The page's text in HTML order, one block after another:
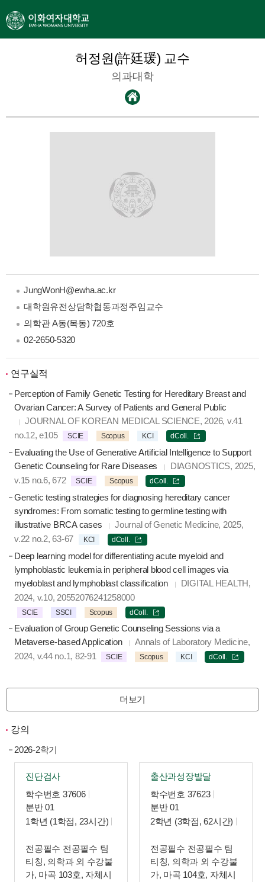
허정원(許廷瑗) 교수
의과대학
JungWonH@ewha.ac.kr
대학원유전상담학협동과정주임교수
의학관 A동(목동) 720호
02-2650-5320
연구실적
Perception of Family Genetic Testing for Hereditary Breast and
Ovarian Cancer: A Survey of Patients and General Public
JOURNAL OF KOREAN MEDICAL SCIENCE, 2026, v.41
no.12, e105
SCIE Scopus KCI dColl.
Evaluating the Use of Generative Artificial Intelligence to Support
Genetic Counseling for Rare Diseases
DIAGNOSTICS, 2025,
v.15 no.6, 672
SCIE Scopus dColl.
Genetic testing strategies for diagnosing hereditary cancer
syndromes: From somatic testing to germline testing with
illustrative BRCA cases
Journal of Genetic Medicine, 2025,
v.22 no.2, 63-67
KCI dColl.
Deep learning model for differentiating acute myeloid and
lymphoblastic leukemia in peripheral blood cell images via
myeloblast and lymphoblast classification
DIGITAL HEALTH,
2024, v.10, 20552076241258000
SCIE SSCI Scopus dColl.
Evaluation of Group Genetic Counseling Sessions via a
Metaverse-based Application
Annals of Laboratory Medicine,
2024, v.44 no.1, 82-91
SCIE Scopus KCI dColl.
더보기
강의
2026-2학기
진단검사
학수번호 37606
분반 01
1학년 (1학점, 23시간)
전공필수 전공필수 팀
티칭, 의학과 외 수강불
가, 마곡 103호, 자체시
출산과성장발달
학수번호 37623
분반 01
2학년 (3학점, 62시간)
전공필수 전공필수 팀
티칭, 의학과 외 수강불
가, 마곡 104호, 자체시